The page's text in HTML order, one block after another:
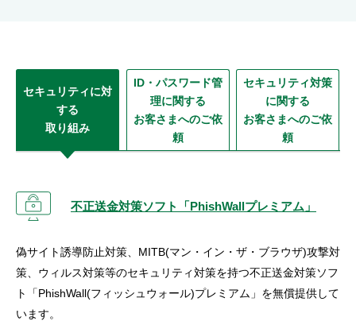
セキュリティに対
する
取り組み
ID・パスワード管
理に関する
お客さまへのご依
頼
セキュリティ対策
に関する
お客さまへのご依
頼
不正送金対策ソフト「PhishWallプレミアム」
偽サイト誘導防止対策、MITB(マン・イン・ザ・ブラウザ)攻撃対
策、ウィルス対策等のセキュリティ対策を持つ不正送金対策ソフ
ト「PhishWall(フィッシュウォール)プレミアム」を無償提供して
います。